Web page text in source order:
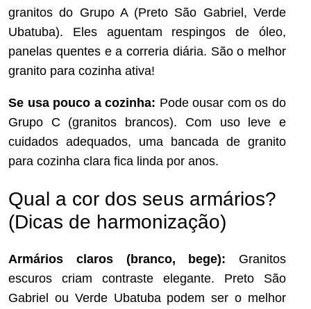
granitos do Grupo A (Preto São Gabriel, Verde
Ubatuba). Eles aguentam respingos de óleo,
panelas quentes e a correria diária. São o melhor
granito para cozinha ativa!
Se usa pouco a cozinha: Pode ousar com os do
Grupo C (granitos brancos). Com uso leve e
cuidados adequados, uma bancada de granito
para cozinha clara fica linda por anos.
Qual a cor dos seus armários?
(Dicas de harmonização)
Armários claros (branco, bege): Granitos
escuros criam contraste elegante. Preto São
Gabriel ou Verde Ubatuba podem ser o melhor